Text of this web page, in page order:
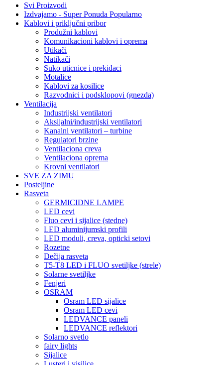
Svi Proizvodi
Izdvajamo - Super Ponuda Popularno
Kablovi i priključni pribor
Produžni kablovi
Komunikacioni kablovi i oprema
Utikači
Natikači
Suko uticnice i prekidaci
Motalice
Kablovi za kosilice
Razvodnici i podsklopovi (gnezda)
Ventilacija
Industrijski ventilatori
Aksijalni/industrijski ventilatori
Kanalni ventilatori – turbine
Regulatori brzine
Ventilaciona creva
Ventilaciona oprema
Krovni ventilatori
SVE ZA ZIMU
Posteljine
Rasveta
GERMICIDNE LAMPE
LED cevi
Fluo cevi i sijalice (stedne)
LED aluminijumski profili
LED moduli, creva, opticki setovi
Rozetne
Dečija rasveta
T5-T8 LED i FLUO svetiljke (strele)
Solarne svetiljke
Fenjeri
OSRAM
Osram LED sijalice
Osram LED cevi
LEDVANCE paneli
LEDVANCE reflektori
Solarno svetlo
fairy lights
Sijalice